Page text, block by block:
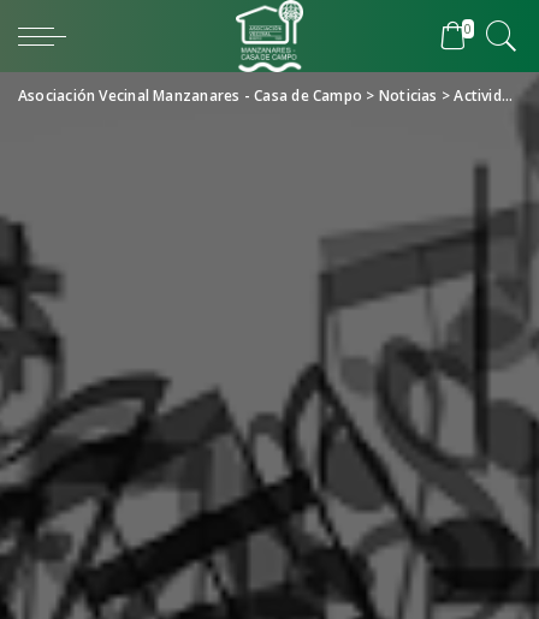
0
Asociación Vecinal Manzanares - Casa de Campo > Noticias >Actividades